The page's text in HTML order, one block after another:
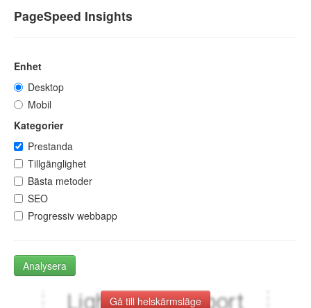
PageSpeed Insights
Enhet
Desktop
Mobil
Kategorier
Prestanda
Tillgänglighet
Bästa metoder
SEO
Progressiv webbapp
Analysera
Gå till helskärmsläge